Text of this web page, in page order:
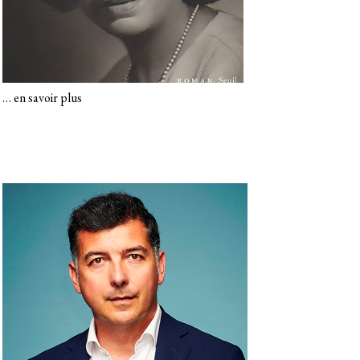
…en savoir plus